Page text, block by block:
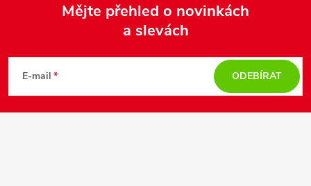
p
Mějte přehled o novinkách
a slevách
E-mail ODEBÍRAT